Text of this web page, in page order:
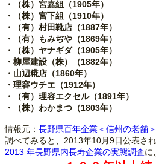
・（株）宮嘉組（1905年）
・（株）宮下組（1910年）
・（有）村田靴店（1887年）
・（有）もみぢや（1869年）
・（株）ヤナギダ（1905年）
・柳屋建設（株）（1882年）
・山辺糀店（1860年）
・理容ウチエ（1912年）
・（有）理容エクセル（1891年）
・（株）わかまつ（1803年）
情報元： 長野県百年企業＜信州の老舗
調べてみると、2013年10月9日公表さ
2013 年長野県内長寿企業の実態調査に